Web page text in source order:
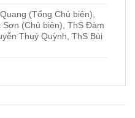
(Tổng Chủ biên),
(Chủ biên), ThS Đàm
Thuý Quỳnh, ThS Bùi